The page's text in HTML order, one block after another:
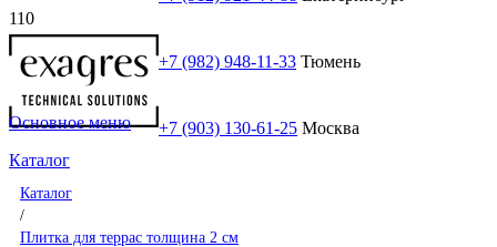
+7 (982) 948-11-33 Тюмень
+7 (903) 130-61-25 Москва
Основное меню
Каталог
Каталог
/
Плитка для террас толщина 2 см